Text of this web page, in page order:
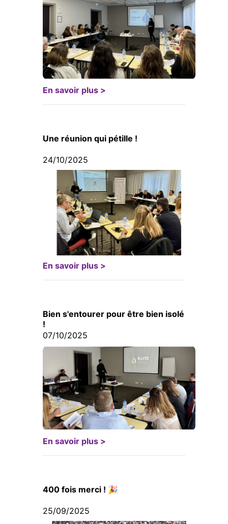
En savoir plus >
Une réunion qui pétille !
24/10/2025
En savoir plus >
Bien s'entourer pour être bien isolé
!
07/10/2025
En savoir plus >
400 fois merci ! 🎉
25/09/2025